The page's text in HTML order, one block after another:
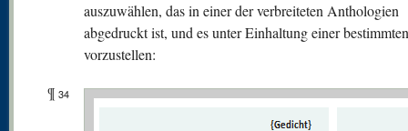
auszuwählen, das in einer der verbreiteten Anthologien
abgedruckt ist, und es unter Einhaltung einer
vorzustellen:
¶ 34